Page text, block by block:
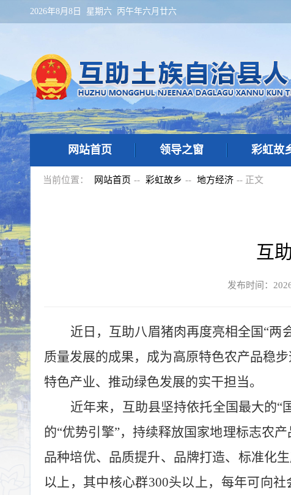
2026年8月8日 星期六 丙午年六月廿六
网站首页 领导之窗 彩虹故
当前位置： 网站首页 -- 彩虹故乡 -- 地方经济 -- 正文
互
发布时间：
近日，互助八眉猪肉再度亮相全国“两
质量发展的成果，成为高原特色农产品稳
特色产业、推动绿色发展的实干担当。
近年来，互助县坚持依托全国最大的“
的“优势引擎”，持续释放国家地理标志农
品种培优、品质提升、品牌打造、标准化
以上，其中核心群300头以上，每年可向